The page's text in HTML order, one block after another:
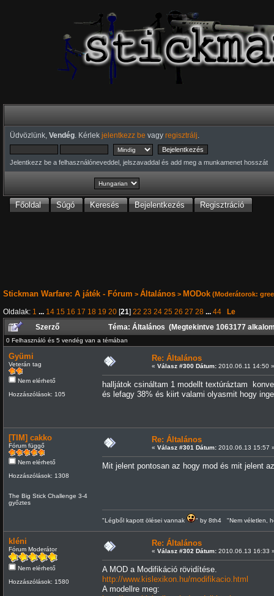
Üdvözlünk, Vendég. Kérlek jelentkezz be vagy regisztrálj
Jelentkezz be a felhasználóneveddel, jelszavaddal és add meg a munkamenet hosszát
Főoldal Súgó Keresés Bejelentkezés Regisztráció
Stickman Warfare: A játék - Fórum > Általános> MODok(Moderátorok:
Oldalak: 1 ... 14 15 16 17 18 19 20[21] 22 23 24 25 26 27 28 ... 44
Le
Szerző
Téma: Általános (Megtekintve 1063177
0 Felhasználó és 5 vendég van a témában
Gyümi
Veterán tag
Nem elérhető
Hozzászólások: 105
Re: Általános
« Válasz #300 Dátum:2010.06.11 14:50 »
halljátok csináltam 1 modellt textúráztam
és lefagy 38% és kiirt valami olyasmit hogy
[TIM] cakko
Fórum függő
Nem elérhető
Hozzászólások: 1308
The Big Stick Challenge 3-4
győztes
Re: Általános
« Válasz #301 Dátum:2010.06.13 15:57
Mit jelent pontosan az hogy mod és mit jelent
"Légből kapott ölései vannak " by 8th4 "Nem véletlen,
kléni
Fórum Moderátor
Nem elérhető
Hozzászólások: 1580
Re: Általános
« Válasz #302 Dátum:2010.06.13 16:33
A MOD a Modifikáció rövidítése.
http://www.kislexikon.hu/modifikacio.html
A modellre meg: